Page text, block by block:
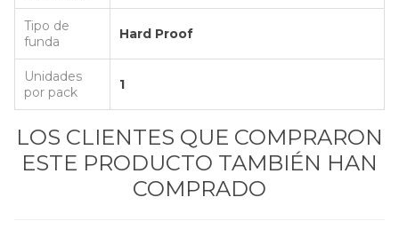
Tipo de
funda
Hard Proof
Unidades
por pack
1
LOS CLIENTES QUE COMPRARON
ESTE PRODUCTO TAMBIÉN HAN
COMPRADO